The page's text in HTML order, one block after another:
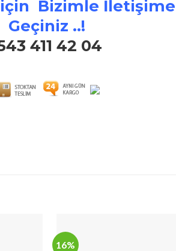
Bizimle İletişime
Geçiniz ..!
411 42 04
16%